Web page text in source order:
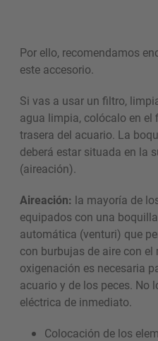
Por ello, recomendamos
este accesorio.
Si vas a usar un filtro,
agua limpia, colócalo en
trasera del acuario. La
deberá estar situada en la
(aireación).
Aireación: la mayoría de
equipados con una
automática (venturi) que
con burbujas de aire con
oxigenación es necesaria
acuario y de los peces. No
eléctrica de inmediato.
Colocación de los